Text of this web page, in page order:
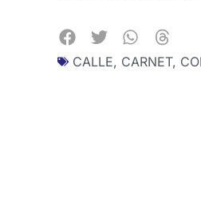
CALLE, CARNET,